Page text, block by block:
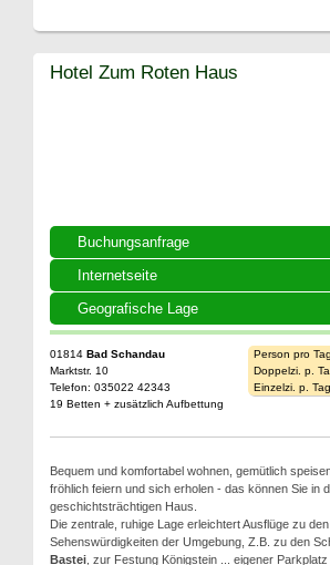
Buchungsanfrage
Internetseite
Geografische Lage
Hotel Zum Roten Haus
01814 Bad Schandau
Marktstr. 10
Telefon: 035022 42343
19 Betten + zusätzlich Aufbettung
Person pro
Doppelzi. p.
Einzelzi. p.
Bequem und komfortabel wohnen, gemütlich
fröhlich feiern und sich erholen - das können Sie in
geschichtsträchtigen Haus.
Die zentrale, ruhige Lage erleichtert Ausflüge zu
Sehenswürdigkeiten der Umgebung, Z.B. zu den
Bastei , zur Festung Königstein ... eigener Parkplatz